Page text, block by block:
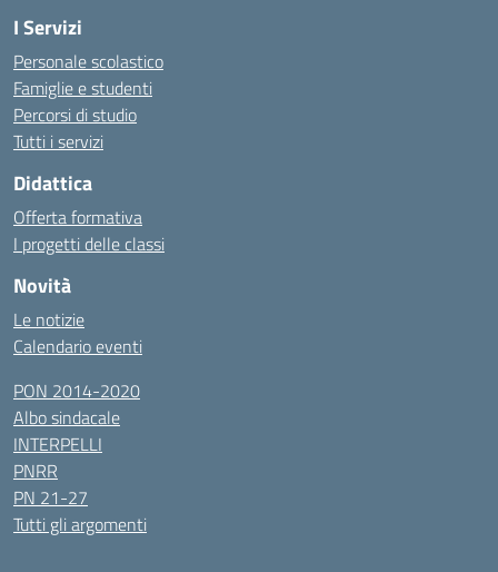
I Servizi
Personale scolastico
Famiglie e studenti
Percorsi di studio
Tutti i servizi
Didattica
Offerta formativa
I progetti delle classi
Novità
Le notizie
Calendario eventi
PON 2014-2020
Albo sindacale
INTERPELLI
PNRR
PN 21-27
Tutti gli argomenti